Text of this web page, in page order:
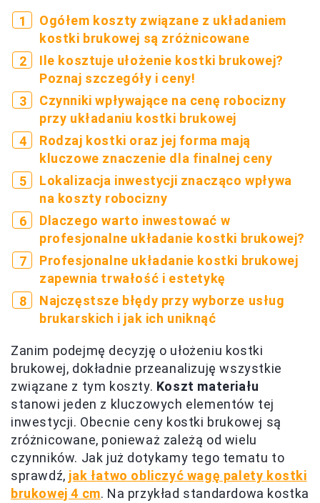
Ogółem koszty związane z układaniem
kostki brukowej są zróżnicowane
Ile kosztuje ułożenie kostki brukowej?
Poznaj szczegóły i ceny!
Czynniki wpływające na cenę robocizny
przy układaniu kostki brukowej
Rodzaj kostki oraz jej forma mają
kluczowe znaczenie dla finalnej ceny
Lokalizacja inwestycji znacząco wpływa
na koszty robocizny
Dlaczego warto inwestować w
profesjonalne układanie kostki brukowej?
Profesjonalne układanie kostki brukowej
zapewnia trwałość i estetykę
Najczęstsze błędy przy wyborze usług
brukarskich i jak ich uniknąć
Zanim podejmę decyzję o ułożeniu kostki
brukowej, dokładnie przeanalizuję wszystkie
związane z tym koszty. Koszt materiału
stanowi jeden z kluczowych elementów tej
inwestycji. Obecnie ceny kostki brukowej są
zróżnicowane, ponieważ zależą od wielu
czynników. Jak już dotykamy tego tematu to
sprawdź, jak łatwo obliczyć wagę palety kostki
brukowej 4 cm. Na przykład standardowa kostka